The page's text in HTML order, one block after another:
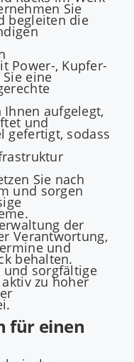
Sie
begleiten die
Power-, Kupfer-
eine
aufgelegt,
und
gefertigt, sodass
Sie nach
und sorgen
der
Verantwortung,
und
behalten.
sorgfältige
zu hoher
für einen